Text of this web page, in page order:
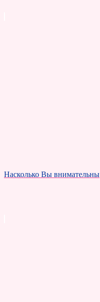
Насколько Вы внимательны